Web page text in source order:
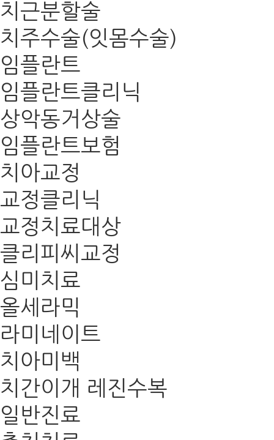
치근분할술
치주수술(잇몸수술)
임플란트
임플란트클리닉
상악동거상술
임플란트보험
치아교정
교정클리닉
교정치료대상
클리피씨교정
심미치료
올세라믹
라미네이트
치아미백
치간이개 레진수복
일반진료